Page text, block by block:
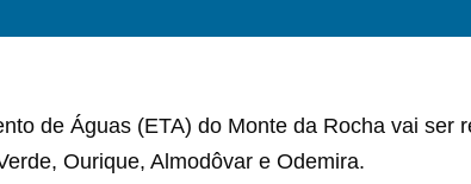
de Águas (ETA) do Monte da Rocha vai ser
Ourique, Almodôvar e Odemira.